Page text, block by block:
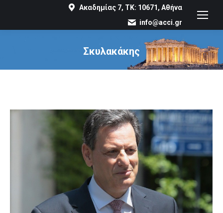
Ακαδημίας 7, ΤΚ: 10671, Αθήνα
info@acci.gr
Σκυλακάκης
You are here: